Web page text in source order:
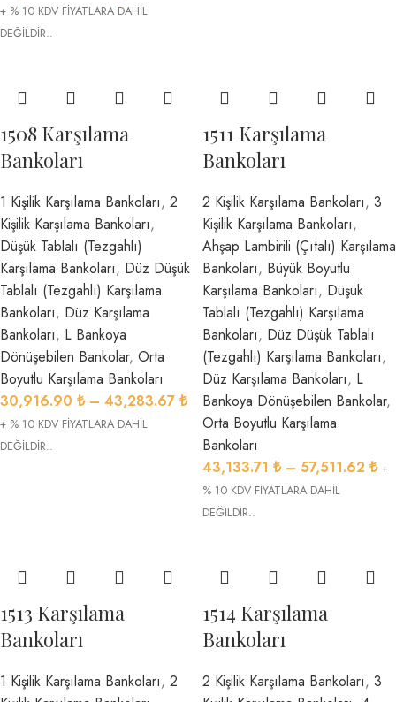
+ % 10 KDV FİYATLARA DAHİL
DEĞİLDİR..
1508 Karşılama
Bankoları
1 Kişilik Karşılama Bankoları, 2
Kişilik Karşılama Bankoları,
Düşük Tablalı (Tezgahlı)
Karşılama Bankoları, Düz Düşük
Tablalı (Tezgahlı) Karşılama
Bankoları, Düz Karşılama
Bankoları, L Bankoya
Dönüşebilen Bankolar, Orta
Boyutlu Karşılama Bankoları
30,916.90 ₺ – 43,283.67 ₺
+ % 10 KDV FİYATLARA DAHİL
DEĞİLDİR..
1511 Karşılama
Bankoları
2 Kişilik Karşılama Bankoları, 3
Kişilik Karşılama Bankoları,
Ahşap Lambirili (Çıtalı) Karşılama
Bankoları, Büyük Boyutlu
Karşılama Bankoları, Düşük
Tablalı (Tezgahlı) Karşılama
Bankoları, Düz Düşük Tablalı
(Tezgahlı) Karşılama Bankoları,
Düz Karşılama Bankoları, L
Bankoya Dönüşebilen Bankolar,
Orta Boyutlu Karşılama
Bankoları
43,133.71 ₺ – 57,511.62 ₺ +
% 10 KDV FİYATLARA DAHİL
DEĞİLDİR..
1513 Karşılama
Bankoları
1 Kişilik Karşılama Bankoları, 2
1514 Karşılama
Bankoları
2 Kişilik Karşılama Bankoları, 3